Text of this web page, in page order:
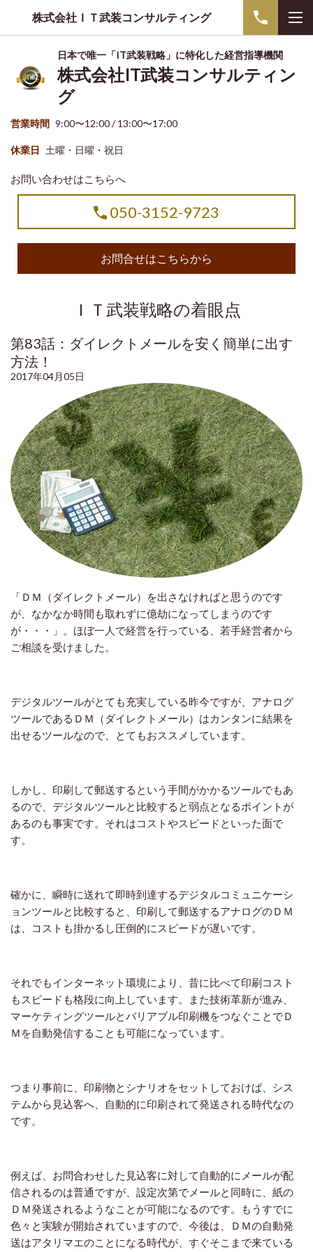
株式会社ＩＴ武装コンサルティング
日本で唯一「IT武装戦略」に特化した経営指導機関
株式会社IT武装コンサルティン
グ
営業時間 9:00〜12:00 / 13:00〜17:00
休業日 土曜・日曜・祝日
お問い合わせはこちらへ
050-3152-9723
お問合せはこちらから
ＩＴ武装戦略の着眼点
第83話：ダイレクトメールを安く簡単に出す
方法！
2017年04月05日
「ＤＭ（ダイレクトメール）を出さなければと思うのです
が、なかなか時間も取れずに億劫になってしまうのです
が・・・」。ほぼ一人で経営を行っている、若手経営者から
ご相談を受けました。
デジタルツールがとても充実している昨今ですが、アナログ
ツールであるＤＭ（ダイレクトメール）はカンタンに結果を
出せるツールなので、とてもおススメしています。
しかし、印刷して郵送するという手間がかかるツールでもあ
るので、デジタルツールと比較すると弱点となるポイントが
あるのも事実です。それはコストやスピードといった面で
す。
確かに、瞬時に送れて即時到達するデジタルコミュニケーシ
ョンツールと比較すると、印刷して郵送するアナログのＤＭ
は、コストも掛かるし圧倒的にスピードが遅いです。
それでもインターネット環境により、昔に比べて印刷コスト
もスピードも格段に向上しています。また技術革新が進み、
マーケティングツールとバリアブル印刷機をつなぐことでＤ
Ｍを自動発信することも可能になっています。
つまり事前に、印刷物とシナリオをセットしておけば、シス
テムから見込客へ、自動的に印刷されて発送される時代なの
です。
例えば、お問合わせした見込客に対して自動的にメールが配
信されるのは普通ですが、設定次第でメールと同時に、紙の
ＤＭ発送されるようなことが可能になるのです。もうすでに
色々と実験が開始されていますので、今後は、ＤＭの自動発
送はアタリマエのことになる時代が、すぐそこまで来ている